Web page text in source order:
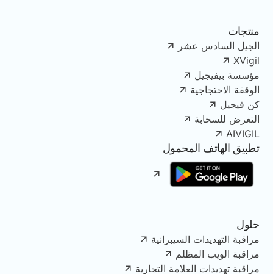
منتجات
الجيل السادس عشر
XVigil
مؤسسة بيفيجيل
الوقفة الاحتجاجية
كن فيجيل
التعرض للسحابة
AIVIGIL
تطبيق الهاتف المحمول
حلول
مراقبة التهديدات السيبرانية
مراقبة الويب المظلم
مراقبة تهديدات العلامة التجارية